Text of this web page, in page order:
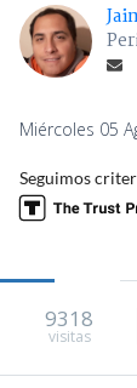
Miércoles 05
Seguimos
9318
visitas